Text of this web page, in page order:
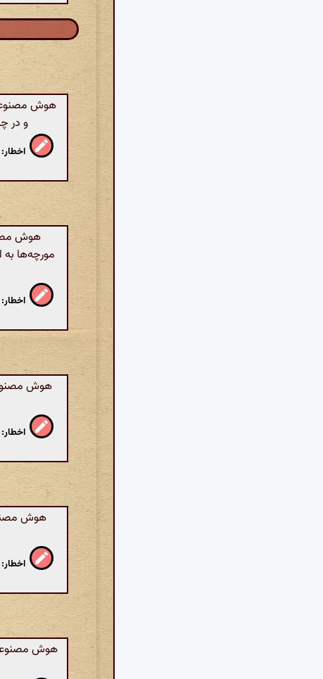
هوش
و در
اخطار:
هوش
مورچه‌ها
اخطار:
هوش
اخطار:
هوش
اخطار:
هوش